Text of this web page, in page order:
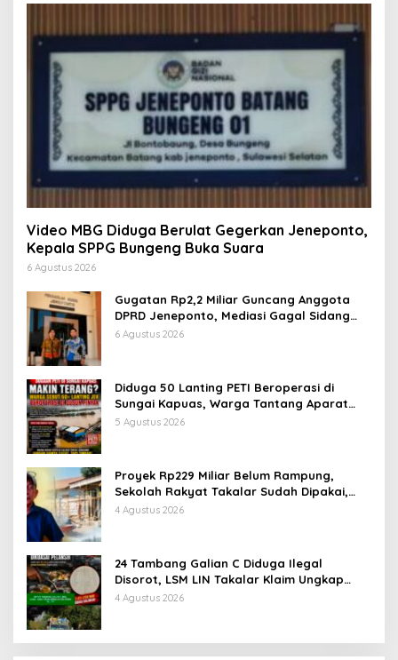
Video MBG Diduga Berulat Gegerkan Jeneponto,
Kepala SPPG Bungeng Buka Suara
6 Agustus 2026
Gugatan Rp2,2 Miliar Guncang Anggota
DPRD Jeneponto, Mediasi Gagal Sidang
Masuk Pembuktian
6 Agustus 2026
Diduga 50 Lanting PETI Beroperasi di
Sungai Kapuas, Warga Tantang Aparat
Bongkar Aktor di Balik Tambang Emas
5 Agustus 2026
Proyek Rp229 Miliar Belum Rampung,
Sekolah Rakyat Takalar Sudah Dipakai,
Dugaan Pembatasan Jurnalis Disorot
4 Agustus 2026
24 Tambang Galian C Diduga Ilegal
Disorot, LSM LIN Takalar Klaim Ungkap
Dugaan Mafia Solar Subsidi dan Kerusakan
4 Agustus 2026